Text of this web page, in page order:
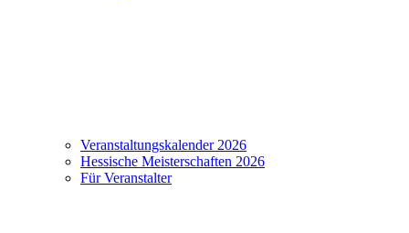
Veranstaltungskalender 2026
Hessische Meisterschaften 2026
Für Veranstalter